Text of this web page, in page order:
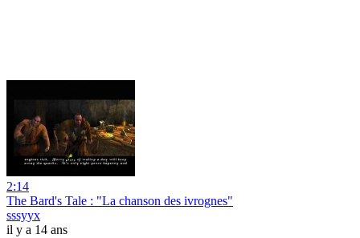
2:14
The Bard's Tale : "La chanson des ivrognes"
sssyyx
il y a 14 ans